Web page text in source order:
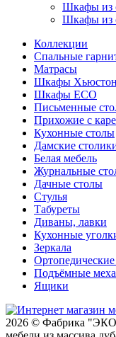
Шкафы из
Шкафы из
Коллекции
Спальные
Матрасы
Шкафы Хьюстон
Шкафы ECO
Письменные
Прихожие с
Кухонные столы
Дамские
Белая мебель
Журнальные
Дачные столы
Стулья
Табуреты
Диваны, лавки
Кухонные
Зеркала
Подъёмные
Ящики
2026 © Фабрика